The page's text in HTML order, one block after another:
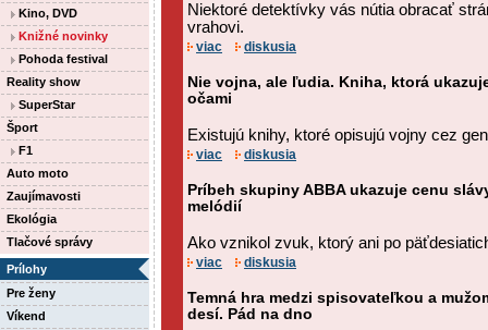
Kino, DVD
Knižné novinky
Pohoda festival
Reality show
SuperStar
Šport
F1
Auto moto
Zaujímavosti
Ekológia
Tlačové správy
Prílohy
Pre ženy
Víkend
Niektoré detektívky vás nútia obracať
vrahovi.
viac diskusia
Nie vojna, ale ľudia. Kniha, ktorá
očami
Existujú knihy, ktoré opisujú vojny cez
viac diskusia
Príbeh skupiny ABBA ukazuje cenu
melódií
Ako vznikol zvuk, ktorý ani po
viac diskusia
Temná hra medzi spisovateľkou a
desí. Pád na dno